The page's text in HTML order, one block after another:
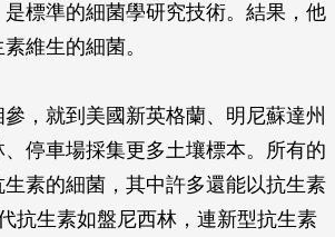
標準的細菌學研究技術。結果，他
維生的細菌。
，就到美國新英格蘭、明尼蘇達州
停車場採集更多土壤標本。所有的
素的細菌，其中許多還能以抗生素
抗生素如盤尼西林，連新型抗生素